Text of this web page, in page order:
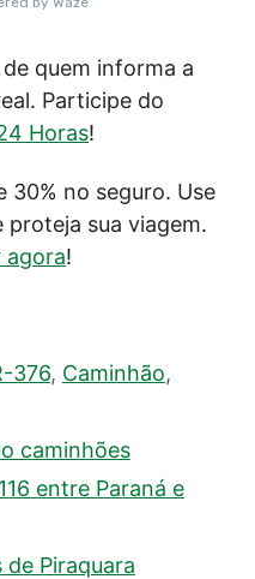
quem informa a
Participe do
Horas!
30% no seguro. Use
sua viagem.
agora!
376, Caminhão,
caminhões
entre Paraná e
Piraquara